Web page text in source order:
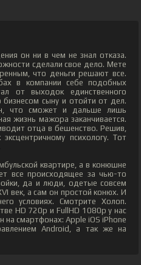
он ни в чем не знал отказа.
сделали свое дело. Мете
что деньги решают все.
в компании себе подобных
от выходок единственного
сыну и отойти от дел.
что сможет и дальше лишь
жизнь мажора заканчивается.
отца в бешенство. Решив,
психологу. Тот
квартире, а в конюшне
все происходящее за чью-то
да и люди, одетые совсем
век, а сам он простой конюх. И
условиях. Смотрите Холоп.
HD 720p и FullHD 1080p у нас
смартфонах: Apple iOS iPhone
Android, а так же на